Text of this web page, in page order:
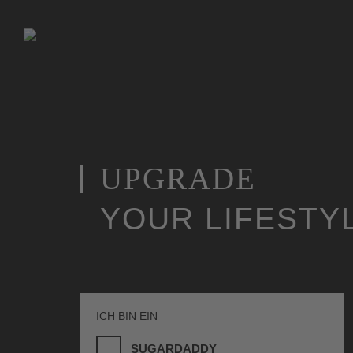
UPGRADE
YOUR
ICH BIN EIN
SUGARDADDY